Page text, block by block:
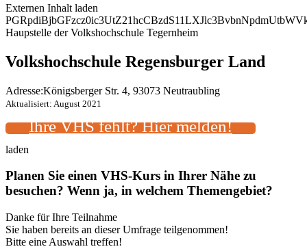
Externen Inhalt laden
Haupstelle der Volkshochschule Tegernheim
Volkshochschule Regensburger Land
Adresse:Königsberger Str. 4, 93073 Neutraubling
Aktualisiert: August 2021
Ihre VHS fehlt? Hier melden!
laden
Planen Sie einen VHS-Kurs in Ihrer Nähe zu
besuchen? Wenn ja, in welchem Themengebiet?
Danke für Ihre Teilnahme
Sie haben bereits an dieser Umfrage teilgenommen!
Bitte eine Auswahl treffen!